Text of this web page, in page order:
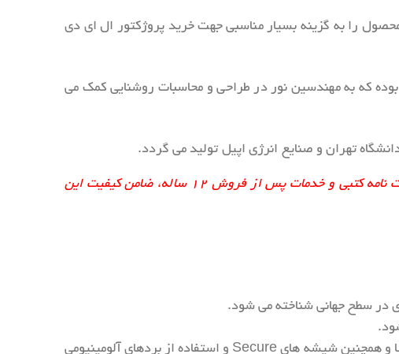
را به گزینه بسیار مناسبی جهت خرید پروژکتور ال ای دی
که به مهندسین نور در طراحی و محاسبات روشنایی کمک می
تهران و صنایع انرژی اپیل تولید می گردد.
پروژکتور ۲۴ وات لنزدار ۲۴ ولت آذرطیف دارای ۳ و یا ۵ سال گارانتی معتبر این شرکت می باشد. همچنین ضمانت نامه کتبی و خدمات پس از فروش ۱۲ ساله، ضامن کیفیت این
به کارگیری قاب پروژکتور آلومینیومی طراحی شده مخصوص محصولات روشنایی ال ای دی با امکان دفع حرارت بالا و همچنین شیشه های Secure و استفاده از بردهای آلومینیومی